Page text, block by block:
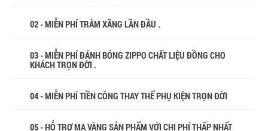
02 - MIỄN PHÍ TRÂM XĂNG LẦN ĐẦU .
03 - MIỄN PHÍ ĐÁNH BÓNG ZIPPO CHẤT LIỆU ĐỒNG CHO
KHÁCH TRỌN ĐỜI .
04 - MIỄN PHÍ TIỀN CÔNG THAY THẾ PHỤ KIỆN TRỌN ĐỜI
05 - HỖ TRỢ MẠ VÀNG SẢN PHẨM VỚI CHI PHÍ THẤP NHẤT